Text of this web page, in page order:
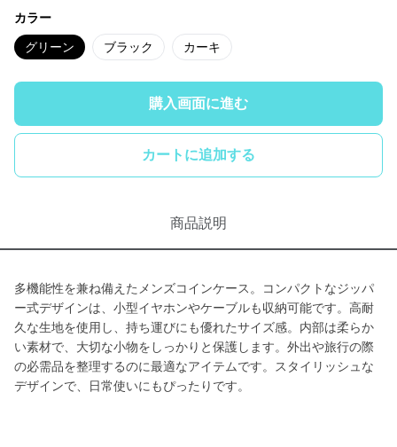
カラー
グリーン ブラック カーキ
購入画面に進む
カートに追加する
商品説明
多機能性を兼ね備えたメンズコインケース。コンパクトなジッパ
ー式デザインは、小型イヤホンやケーブルも収納可能です。高耐
久な生地を使用し、持ち運びにも優れたサイズ感。内部は柔らか
い素材で、大切な小物をしっかりと保護します。外出や旅行の際
の必需品を整理するのに最適なアイテムです。スタイリッシュな
デザインで、日常使いにもぴったりです。